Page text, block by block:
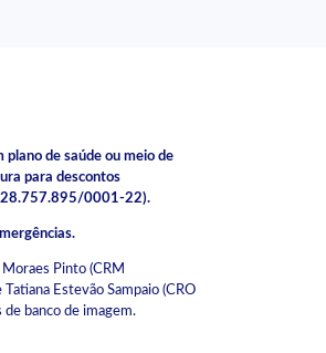
de saúde ou meio de
para descontos
28.757.895/0001-22).
Pinto (CRM
Estevão Sampaio (CRO
banco de imagem.